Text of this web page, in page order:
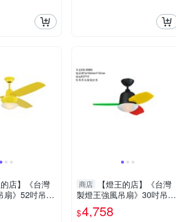
的店】《台灣
扇》52吋吊扇
遙控器(馬達
商店
【燈王的店】《台灣
製燈王強風吊扇》30吋吊扇
+吊扇燈2燈 附遙控器(馬達
保固十年) ☆KS-298G
$4,758